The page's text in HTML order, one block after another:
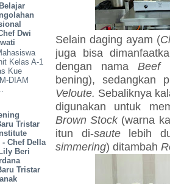
Dwi
Kelas A-1
Kue
DIAM
Tristar
Chef Della
Beri
Tristar
Selain daging ayam (
juga bisa
dengan nama Beef
bening), sedangkan
Veloute. Sebaliknya
digunakan untuk
Brown Stock(warna
itun di-sautelebih
simmering) ditambah